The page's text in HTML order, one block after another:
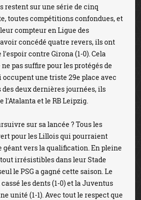
restent sur une série de cinq
toutes compétitions confondues, et
compteur en Ligue des
concédé quatre revers, ils ont
contre Girona (1-0). Cela
pas suffire pour les protégés de
une triste 29e place avec
deux dernières journées, ils
l'Atalanta et le RB Leipzig.
sur sa lancée ? Tous les
pour les Lillois qui pourraient
géant vers la qualification. En pleine
irrésistibles dans leur Stade
le PSG a gagné cette saison. Le
les dents (1-0) et la Juventus
unité (1-1). Avec tout le respect que